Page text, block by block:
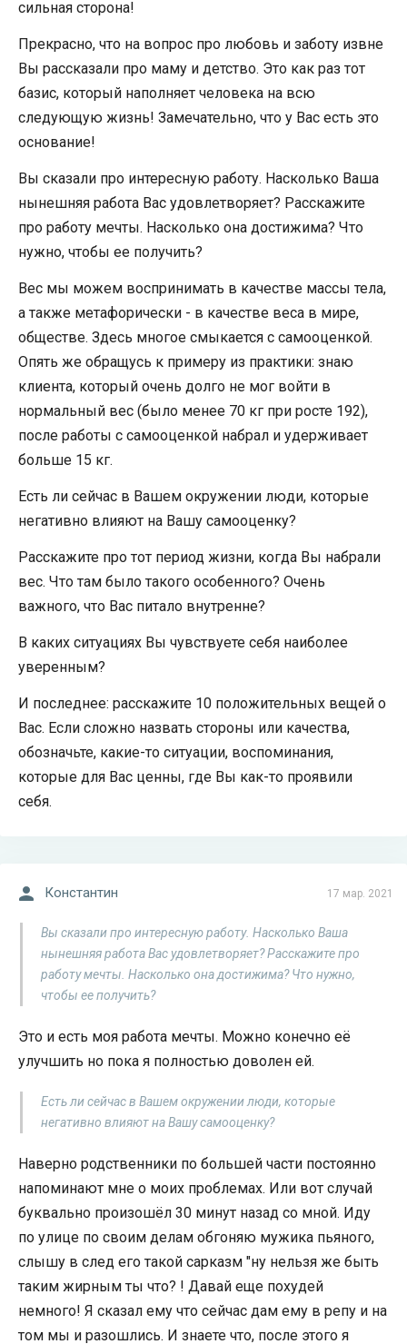
сильная сторона!
Прекрасно, что на вопрос про любовь и заботу извне
Вы рассказали про маму и детство. Это как раз тот
базис, который наполняет человека на всю
следующую жизнь! Замечательно, что у Вас есть это
основание!
Вы сказали про интересную работу. Насколько Ваша
нынешняя работа Вас удовлетворяет? Расскажите
про работу мечты. Насколько она достижима? Что
нужно, чтобы ее получить?
Вес мы можем воспринимать в качестве массы тела,
а также метафорически - в качестве веса в мире,
обществе. Здесь многое смыкается с самооценкой.
Опять же обращусь к примеру из практики: знаю
клиента, который очень долго не мог войти в
нормальный вес (было менее 70 кг при росте 192),
после работы с самооценкой набрал и удерживает
больше 15 кг.
Есть ли сейчас в Вашем окружении люди, которые
негативно влияют на Вашу самооценку?
Расскажите про тот период жизни, когда Вы набрали
вес. Что там было такого особенного? Очень
важного, что Вас питало внутренне?
В каких ситуациях Вы чувствуете себя наиболее
уверенным?
И последнее: расскажите 10 положительных вещей о
Вас. Если сложно назвать стороны или качества,
обозначьте, какие-то ситуации, воспоминания,
которые для Вас ценны, где Вы как-то проявили
себя.
17 мар. 2021
Константин
Вы сказали про интересную работу. Насколько Ваша
нынешняя работа Вас удовлетворяет? Расскажите про
работу мечты. Насколько она достижима? Что нужно,
чтобы ее получить?
Это и есть моя работа мечты. Можно конечно её
улучшить но пока я полностью доволен ей.
Есть ли сейчас в Вашем окружении люди, которые
негативно влияют на Вашу самооценку?
Наверно родственники по большей части постоянно
напоминают мне о моих проблемах. Или вот случай
буквально произошёл 30 минут назад со мной. Иду
по улице по своим делам обгоняю мужика пьяного,
слышу в след его такой сарказм "ну нельзя же быть
таким жирным ты что? ! Давай еще похудей
немного! Я сказал ему что сейчас дам ему в репу и на
том мы и разошлись. И знаете что, после этого я